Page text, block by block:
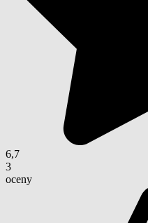
6,7
3
oceny